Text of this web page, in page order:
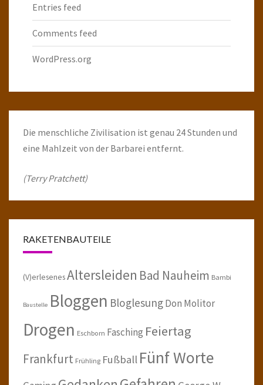
Entries feed
Comments feed
WordPress.org
Die menschliche Zivilisation ist genau 24 Stunden und
eine Mahlzeit von der Barbarei entfernt.
(Terry Pratchett)
RAKETENBAUTEILE
(V)erlesenesAltersleiden Bad Nauheim Bambi
Baustelle Bloggen BloglesungDon Molitor
Drogen Eschborn Fasching Feiertag
Frankfurt Frühling Fußball Fünf Worte